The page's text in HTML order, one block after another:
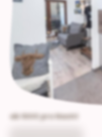
ab 100€ pro Nacht